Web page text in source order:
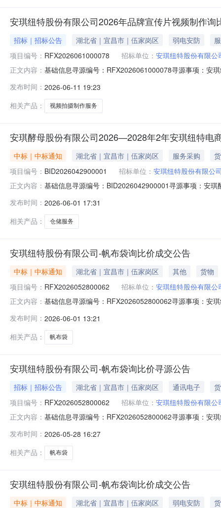
安琪纽特股份有限公司2026年品牌宣传片视频制作询
招标｜招标公告 湖北省｜宜昌市｜伍家岗区 弱电安防
项目编号： RFX2026061000078 招标单位： 安琪纽特股份有限公
正文内容： 基础信息寻源编号：RFX2026061000078寻源事项：安
编码供应商名称中标数量中标金额中标比例1SRM-
发布时间： 2026-06-11 19:23
相关产品：
视频拍摄制作服务
安琪酵母股份有限公司2026—2028年2年安琪纽特电
中标｜中标通知 湖北省｜宜昌市｜伍家岗区 服务采购
项目编号： BID2026042900001 招标单位： 安琪纽特股份有限公
正文内容： 基础信息寻源编号：BID2026042900001寻源事项：安
zhuoyn@angelyeast.com中标信息行号物料编码物料名
发布时间： 2026-06-01 17:31
相关产品：
仓储服务
安琪纽特股份有限公司-帆布袋询比价成交公告
中标｜中标通知 湖北省｜宜昌市｜伍家岗区 其他
货物
项目编号： RFX2026052800062 招标单位： 安琪纽特股份有限公
正文内容： 基础信息寻源编号：RFX2026052800062寻源事项：安
商编码供应商名称中标数量中标金额中标比例1Bettcan
发布时间： 2026-06-01 13:21
相关产品：
帆布袋
安琪纽特股份有限公司-帆布袋询比价寻源公告
招标｜招标公告 湖北省｜宜昌市｜伍家岗区 通讯电子
项目编号： RFX2026052800062 招标单位： 安琪纽特股份有限公
正文内容： 基础信息寻源编号：RFX2026052800062寻源事项：安
金额中标比例1Bettcan葡聚糖帆布袋500个
发布时间： 2026-05-28 16:27
相关产品：
帆布袋
安琪纽特股份有限公司-帆布袋询比价成交公告
中标｜中标通知 湖北省｜宜昌市｜伍家岗区 弱电安防